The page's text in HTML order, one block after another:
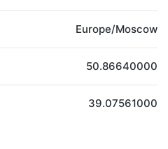
Europe/Moscow
50.86640000
39.07561000